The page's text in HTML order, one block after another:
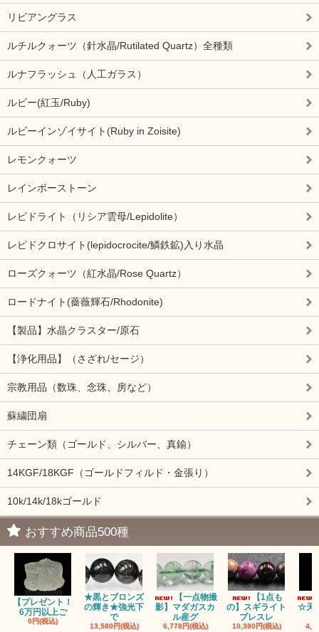
リビアングラス
ルチルクォーツ（針水晶/Rutilated Quartz）全種類
ルナフラッシュ（人工ガラス）
ルビー(紅玉/Ruby)
ルビーインゾイサイト(Ruby in Zoisite)
レモンクォーツ
レインボーストーン
レピドライト（リシア雲母/Lepidolite）
レピドクロサイト(lepidocrocite/鱗鉄鉱)入り水晶
ローズクォーツ（紅水晶/Rose Quartz）
ロードナイト(薔薇輝石/Rhodonite)
【製品】水晶クラスター/原石
【浄化用品】（さざれ/セージ）
宗教用品（数珠、念珠、房など）
蘇繍団扇
チェーン類（ゴールド、シルバー、真鍮）
14KGF/18KGF（ゴールドフィルド・金張り）
10k/14k/18kゴールド
おすすめ商品500種
【プレゼント！
6万円以上ご
0円(税込)
★黒とブロンズ
の輝き★強光下
で
13,580円(税込)
【一点物撮
影】マダガスカ
ル産グ
6,778円(税込)
【1点も
の】スギライト
ブレスレ
10,380円(税込)
☆天